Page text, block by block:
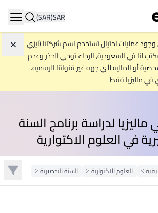
SAR
(SAR)
وجود عمليات احتيال تستخدم اسم شركتنا (ايزي
لنا في السعودية, الرجاء توخي الحذر وعدم
أو الماليه لأي جهه غير قنواتنا الرسميه.
في ماليزيا فقط
لدراسة برنامج السنة
في العلوم الاكتوارية
Remove Filter
العلوم الاكتواريةRemove Filter
السنة التحضيريةRemove Filter